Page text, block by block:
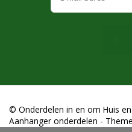
© Onderdelen in en om Huis
Aanhanger onderdelen -